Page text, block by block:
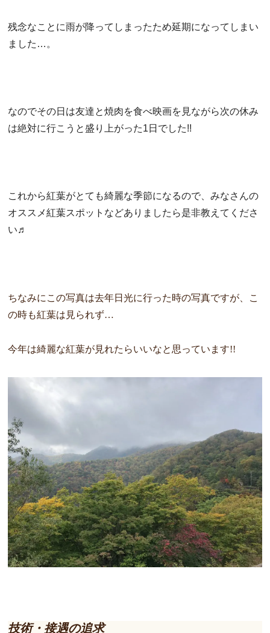
残念なことに雨が降ってしまったため延期になってしまい
ました… 。
なのでその日は友達と焼肉を食べ映画を見ながら次の休み
は絶対に行こうと盛り上がった1日でした!!
これから紅葉がとても綺麗な季節になるので、みなさんの
オススメ紅葉スポットなどありましたら是非教えてくださ
い♬
ちなみにこの写真は去年日光に行った時の写真ですが、こ
の時も紅葉は見られず…
今年は綺麗な紅葉が見れたらいいなと思っています!!
技術・接遇の追求